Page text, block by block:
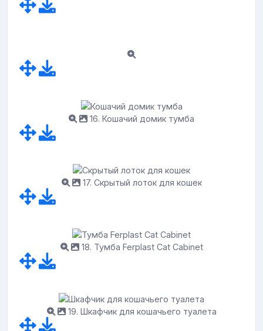
16. Кошачий домик тумба
17. Скрытый лоток для кошек
18. Тумба Ferplast Cat Cabinet
19. Шкафчик для кошачьего туалета